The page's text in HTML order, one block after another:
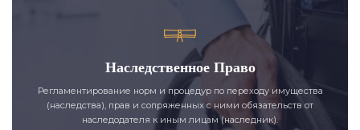
Наследственное Право
Регламентирование норм и процедур по переходу имущества
(наследства), прав и сопряженных с ними обязательств от
наследодателя к иным лицам (наследник).